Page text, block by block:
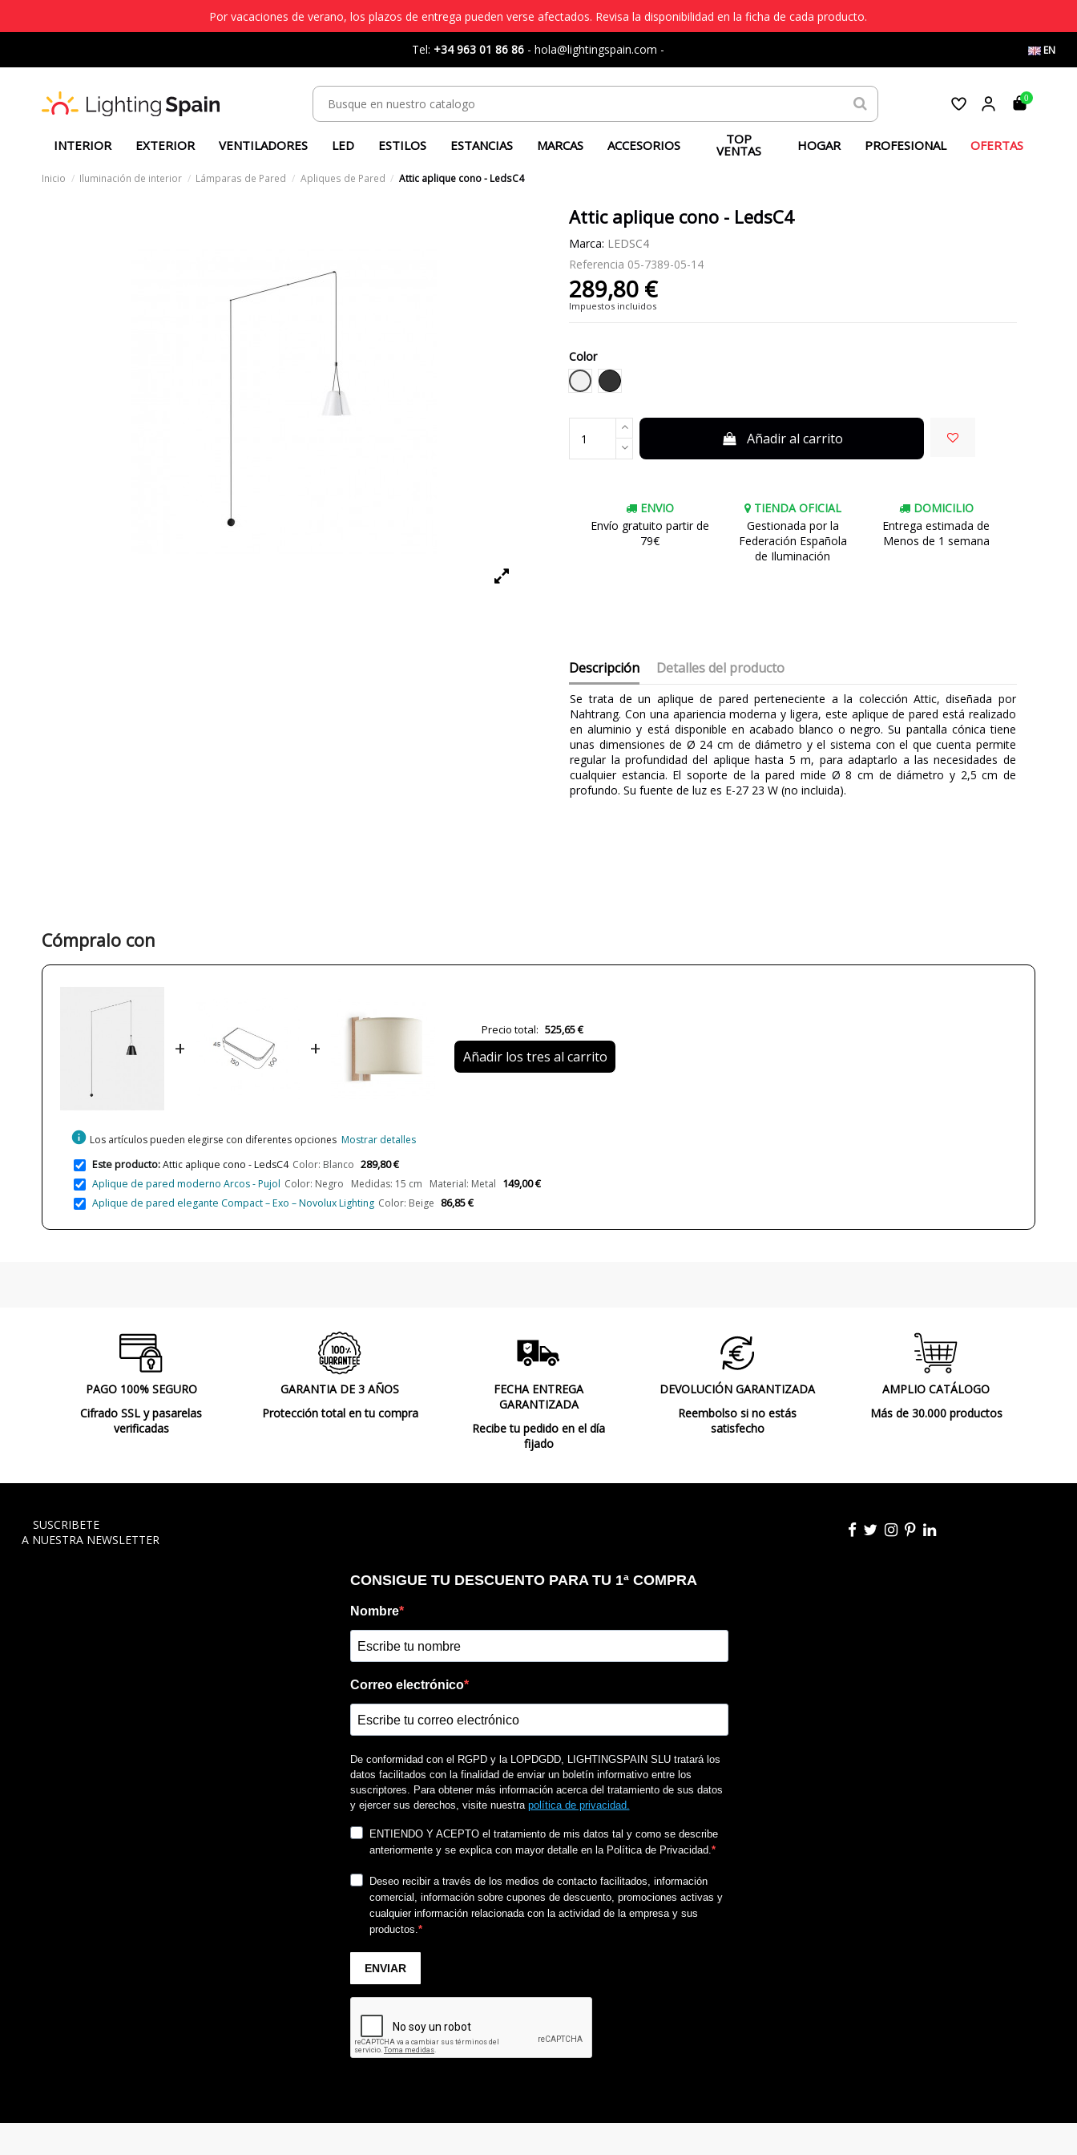
Por vacaciones de verano, los plazos de entrega pueden verse afectados. Revisa la disponibilidad en la ficha de cada producto.
Tel: +34 963 01 86 86 - hola@lightingspain.com - EN
0
INTERIOR EXTERIOR VENTILADORES LED ESTILOS ESTANCIAS MARCAS ACCESORIOS TOP
VENTAS HOGAR PROFESIONAL OFERTAS
Inicio Iluminación de interior Lámparas de Pared Apliques de Pared Attic aplique cono - LedsC4
Attic aplique cono - LedsC4
Marca: LEDSC4
Referencia 05-7389-05-14
289,80 €
Impuestos incluidos
Color
Blanco Negro
Añadir al carrito
ENVIO
Envío gratuito partir de
79€
TIENDA OFICIAL
Gestionada por la
Federación Española
de Iluminación
DOMICILIO
Entrega estimada de
Menos de 1 semana
Descripción Detalles del producto
Se trata de un aplique de pared perteneciente a la colección Attic, diseñada por
Nahtrang. Con una apariencia moderna y ligera, este aplique de pared está realizado
en aluminio y está disponible en acabado blanco o negro. Su pantalla cónica tiene
unas dimensiones de Ø 24 cm de diámetro y el sistema con el que cuenta permite
regular la profundidad del aplique hasta 5 m, para adaptarlo a las necesidades de
cualquier estancia. El soporte de la pared mide Ø 8 cm de diámetro y 2,5 cm de
profundo. Su fuente de luz es E-27 23 W (no incluida).
Alto (cm)
250
Peso Neto (KG)
Plazo de Envío
Casquillo
Cómpralo con
+ +
Precio total: 525,65 €
Añadir los tres al carrito
info Los artículos pueden elegirse con diferentes opciones Mostrar detalles
Este producto:Attic aplique cono - LedsC4 Color: Blanco 289,80 €
Aplique de pared moderno Arcos - Pujol Color: Negro Medidas: 15 cm Material: Metal 149,00 €
Aplique de pared elegante Compact – Exo – Novolux Lighting Color: Beige 86,85 €
PAGO 100% SEGURO
Cifrado SSL y pasarelas
verificadas
GARANTIA DE 3 AÑOS
Protección total en tu compra
FECHA ENTREGA
GARANTIZADA
Recibe tu pedido en el día
fijado
DEVOLUCIÓN GARANTIZADA
Reembolso si no estás
satisfecho
AMPLIO CATÁLOGO
Más de 30.000 productos
SUSCRIBETE
A NUESTRA NEWSLETTER